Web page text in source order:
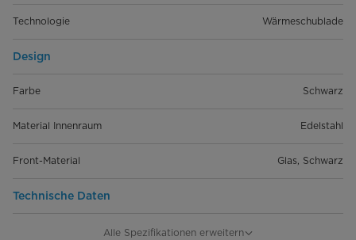
Technologie Wärmeschublade
Design
Farbe Schwarz
Material Innenraum Edelstahl
Front-Material Glas, Schwarz
Technische Daten
Nettovolumen [Liter]Alle Spezifikationen erweitern